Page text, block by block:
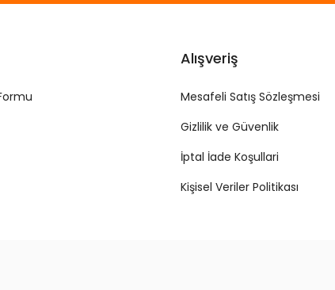
Alışveriş
Mesafeli Satış Sözleşmesi
Gizlilik ve Güvenlik
İptal İade Koşullari
Kişisel Veriler Politikası